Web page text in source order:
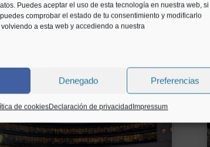
Puedes aceptar el uso de esta tecnología en nuestra web, si
comprobar el estado de tu consentimiento y modificarlo
a esta web y accediendo a nuestra
Denegado Preferencias
de cookiesDeclaración de privacidadImpressum